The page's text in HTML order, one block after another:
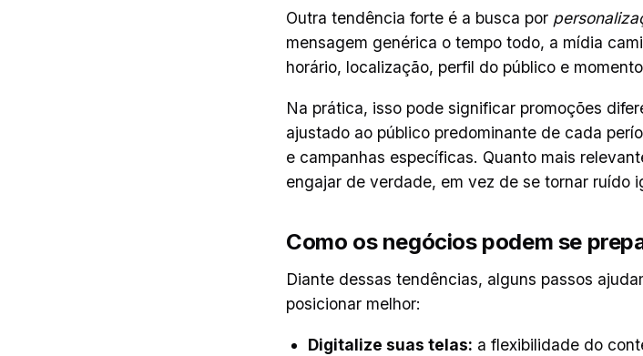
Outra tendência forte é a busca por
mensagem genérica o tempo todo, a mídia
horário, localização, perfil do público e
Na prática, isso pode significar promoções
ajustado ao público predominante de cada
e campanhas específicas. Quanto mais
engajar de verdade, em vez de se tornar ruído
Como os negócios podem se
Diante dessas tendências, alguns passos
posicionar melhor:
Digitalize suas telas: a flexibilidade do